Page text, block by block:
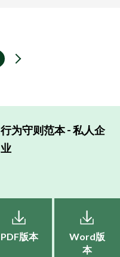
行为守则范本 - 私人企
业
PDF版本
Word版
本